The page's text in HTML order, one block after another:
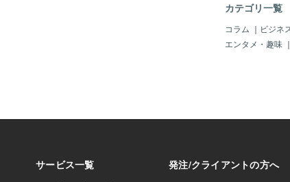
カテゴリ一覧
コラム ｜ ビジネ
エンタメ・趣味 ｜